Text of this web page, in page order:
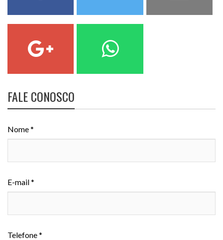
FALE CONOSCO
Nome *
E-mail *
Telefone *